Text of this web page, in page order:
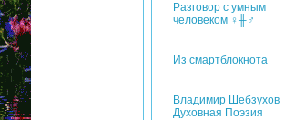
Разговор с умным
человеком ♀╫♂
Из смартблокнота
Владимир Шебзухов
Духовная Поэзия